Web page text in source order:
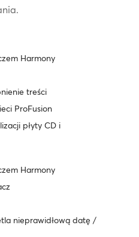
Harmony
treści
ProFusion
płyty CD i
Harmony
nieprawidłową datę /